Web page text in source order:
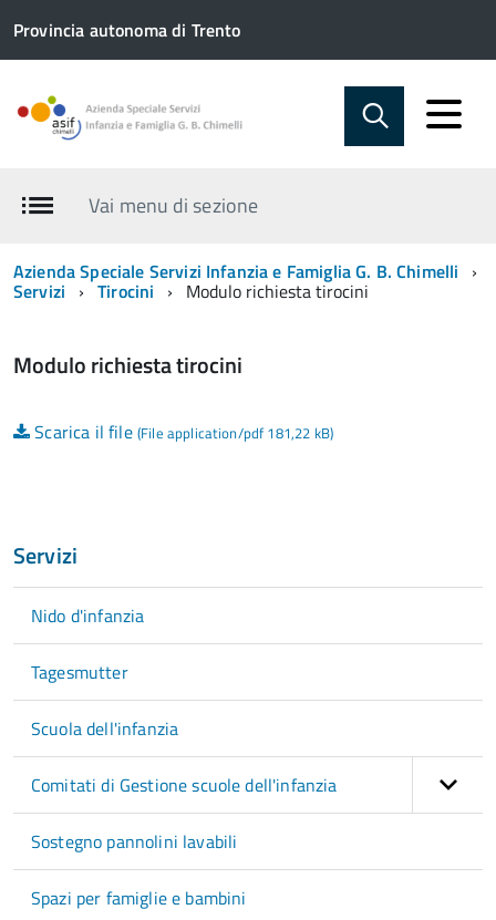
Provincia autonoma di Trento
Vai menu di sezione
Azienda Speciale Servizi Infanzia e Famiglia G. B. Chimelli
Servizi Tirocini Modulo richiesta tirocini
Modulo richiesta tirocini
Scarica il file (File application/pdf 181,22 kB)
Servizi
Nido d'infanzia
Tagesmutter
Scuola dell'infanzia
Comitati di Gestione scuole dell'infanzia
Sostegno pannolini lavabili
Spazi per famiglie e bambini